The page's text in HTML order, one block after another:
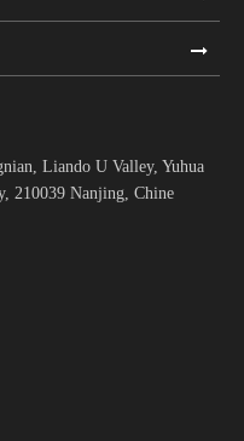
Liando U Valley, Yuhua
210039 Nanjing, Chine